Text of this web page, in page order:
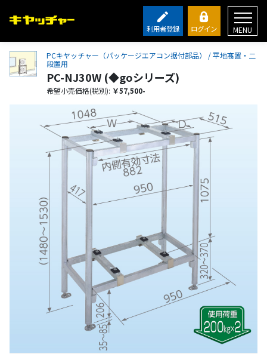
利用者登録 ログイン MENU
PCキヤッチャー（パッケージエアコン据付部品） / 平地髙置・二
段置用
PC-NJ30W (◆goシリーズ)
希望小売価格(税別): ￥57,500-